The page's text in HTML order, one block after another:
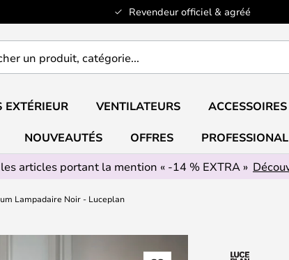
Revendeur officiel & agréé
EXTÉRIEUR VENTILATEURS
NOUVEAUTÉS OFFRES
PROFESSIONAL
articles portant la mention « -14 % EXTRA »
Lampadaire Noir - Luceplan